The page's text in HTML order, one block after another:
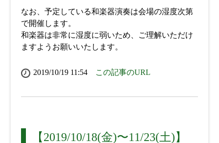
なお、予定している和楽器演奏は会場の湿度次第
で開催します。
和楽器は非常に湿度に弱いため、ご理解いただけ
ますようお願いいたします。
2019/10/19 11:54 この記事のURL
【2019/10/18(金)〜11/23(土)】